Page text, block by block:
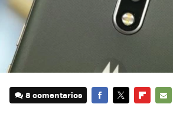
8 comentarios